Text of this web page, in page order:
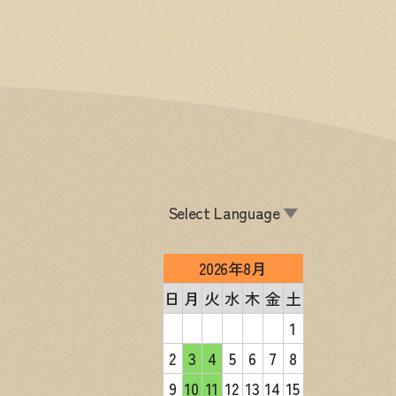
Select Language▼
2026年8月
日 月 火 水 木 金 土
1
2 3 4 5 6 7
8
9 10 11 12 13 14 15